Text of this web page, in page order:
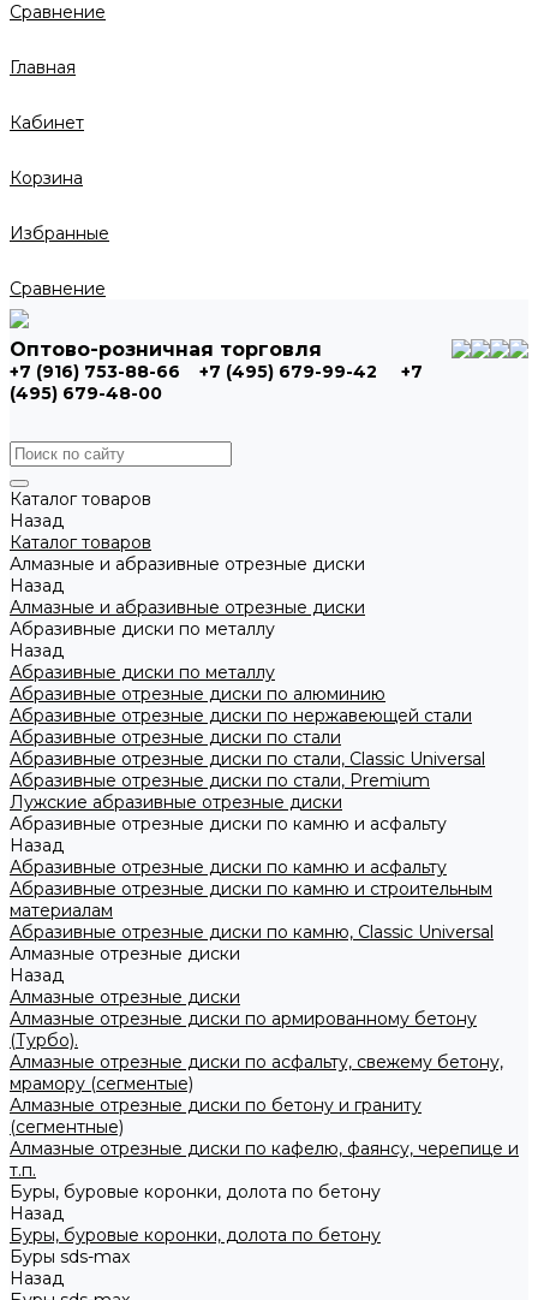
Сравнение
Главная
Кабинет
Корзина
Избранные
Сравнение
Оптово-розничная торговля
+7 (916) 753-88-66 +7 (495) 679-99-42
+7
(495) 679-48-00
Каталог товаров
Назад
Каталог товаров
Алмазные и абразивные отрезные диски
Назад
Алмазные и абразивные отрезные диски
Абразивные диски по металлу
Назад
Абразивные диски по металлу
Абразивные отрезные диски по алюминию
Абразивные отрезные диски по нержавеющей стали
Абразивные отрезные диски по стали
Абразивные отрезные диски по стали, Classic Universal
Абразивные отрезные диски по стали, Premium
Лужские абразивные отрезные диски
Абразивные отрезные диски по камню и асфальту
Назад
Абразивные отрезные диски по камню и асфальту
Абразивные отрезные диски по камню и строительным
материалам
Абразивные отрезные диски по камню, Classic Universal
Алмазные отрезные диски
Назад
Алмазные отрезные диски
Алмазные отрезные диски по армированному бетону
(Турбо).
Алмазные отрезные диски по асфальту, свежему бетону,
мрамору (сегментые)
Алмазные отрезные диски по бетону и граниту
(сегментные)
Алмазные отрезные диски по кафелю, фаянсу, черепице и
т.п.
Буры, буровые коронки, долота по бетону
Назад
Буры, буровые коронки, долота по бетону
Буры sds-max
Назад